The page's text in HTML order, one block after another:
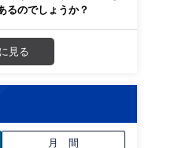
るのでしょうか？
見る
月 間